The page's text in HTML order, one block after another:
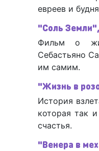
евреев и
"Соль
Фильм о
Себастьяно
им самим.
"Жизнь в
История
которая так
счастья.
"Венера в